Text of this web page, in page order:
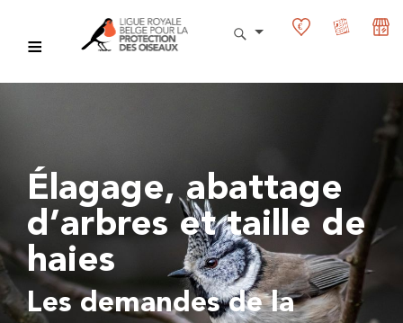
Élagage, abattage
d’arbres et taille de
haies
Les demandes de la